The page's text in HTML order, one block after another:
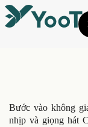
Bước vào không
nhịp và giọng hát